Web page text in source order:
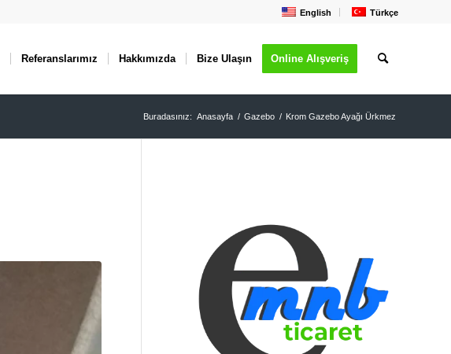
English Türkçe
Referanslarımız Hakkımızda Bize Ulaşın Online Alışveriş
Buradasınız: Anasayfa / Gazebo / Krom Gazebo Ayağı Ürkmez